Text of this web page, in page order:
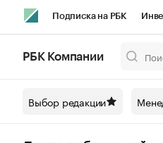
Подписка на РБК
Спецпроекты СПб
РБК Компании
Выбор редакции